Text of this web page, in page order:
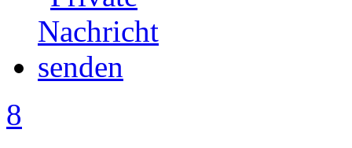
8